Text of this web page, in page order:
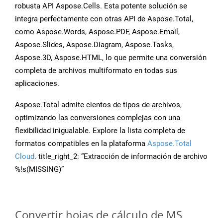
robusta API Aspose.Cells. Esta potente solución se
integra perfectamente con otras API de Aspose.Total,
como Aspose.Words, Aspose.PDF, Aspose.Email,
Aspose.Slides, Aspose.Diagram, Aspose.Tasks,
Aspose.3D, Aspose.HTML, lo que permite una conversión
completa de archivos multiformato en todas sus
aplicaciones.
Aspose.Total admite cientos de tipos de archivos,
optimizando las conversiones complejas con una
flexibilidad inigualable. Explore la lista completa de
formatos compatibles en la plataforma Aspose.Total
Cloud. title_right_2: “Extracción de información de archivo
%!s(MISSING)”
Convertir hojas de cálculo de MS